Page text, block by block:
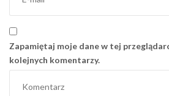
Zapamiętaj moje dane w tej
kolejnych komentarzy.